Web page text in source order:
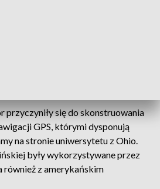
przyczyniły się do skonstruowania
GPS, którymi dysponują
na stronie uniwersytetu z Ohio.
były wykorzystywane przez
również z amerykańskim